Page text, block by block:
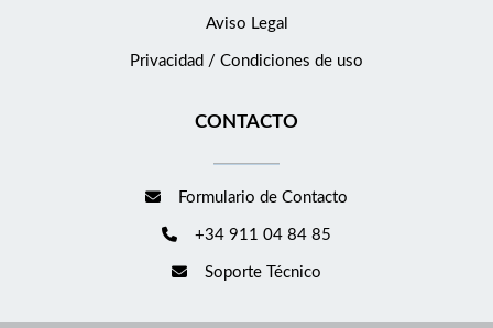
Aviso Legal
Privacidad / Condiciones de uso
CONTACTO
Formulario de Contacto
+34 911 04 84 85
Soporte Técnico